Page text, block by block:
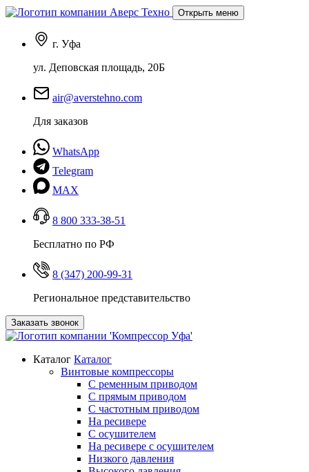
Открыть меню
г. Уфа
ул. Деповская площадь, 20Б
air@averstehno.com
Для заказов
WhatsApp
Telegram
MAX
8 800 333-38-51
Бесплатно по РФ
8 (347) 200-99-31
Региональное представительство
Заказать звонок
Каталог Каталог
Винтовые компрессоры
С ременным приводом
С прямым приводом
С частотным приводом
На ресивере
С осушителем
На ресивере с осушителем
Низкого давления